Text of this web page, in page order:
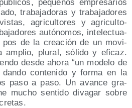
peque­ños empre­sa­rios
tra­ba­ja­do­ras y tra­ba­ja­do­res
agri­cul­to­res y agri­cul­to­
autó­no­mos, inte­lec­tua­
de la crea­ción de un movi­
amplio, plu­ral, sóli­do y efi­caz.
des­de aho­ra
un mode­lo de
con­te­ni­do y for­ma en la
paso a paso. Un avan­ce gra­
mucho sen­ti­do diva­gar sobre